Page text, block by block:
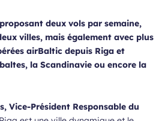
deux vols par semaine,
villes, mais également avec plus
airBaltic depuis Riga et
la Scandinavie ou encore la
Vice-Président Responsable du